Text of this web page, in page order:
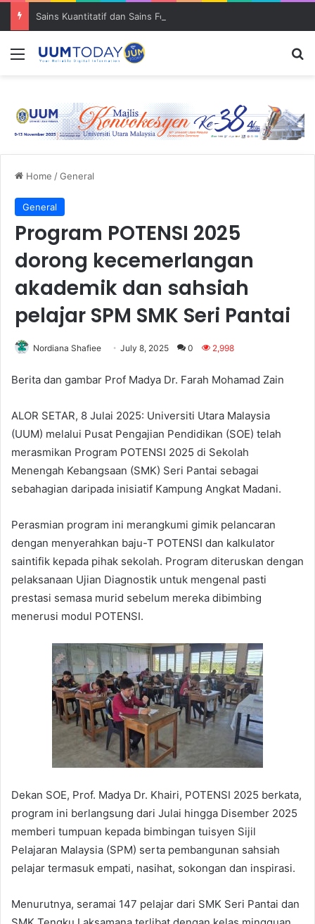
Menu
Home /General
General
Program POTENSI 2025
dorong kecemerlangan
akademik dan sahsiah
pelajar SPM SMK Seri Pantai
Nordiana Shafiee July 8, 2025 0 2,998
Berita dan gambar Prof Madya Dr. Farah Mohamad Zain
ALOR SETAR, 8 Julai 2025: Universiti Utara Malaysia
(UUM) melalui Pusat Pengajian Pendidikan (SOE) telah
merasmikan Program POTENSI 2025 di Sekolah
Menengah Kebangsaan (SMK) Seri Pantai sebagai
sebahagian daripada inisiatif Kampung Angkat Madani.
Perasmian program ini merangkumi gimik pelancaran
dengan menyerahkan baju-T POTENSI dan kalkulator
saintifik kepada pihak sekolah. Program diteruskan dengan
pelaksanaan Ujian Diagnostik untuk mengenal pasti
prestasi semasa murid sebelum mereka dibimbing
menerusi modul POTENSI.
Dekan SOE, Prof. Madya Dr. Khairi, POTENSI 2025 berkata,
program ini berlangsung dari Julai hingga Disember 2025
memberi tumpuan kepada bimbingan tuisyen Sijil
Pelajaran Malaysia (SPM) serta pembangunan sahsiah
pelajar termasuk empati, nasihat, sokongan dan inspirasi.
Menurutnya, seramai 147 pelajar dari SMK Seri Pantai dan